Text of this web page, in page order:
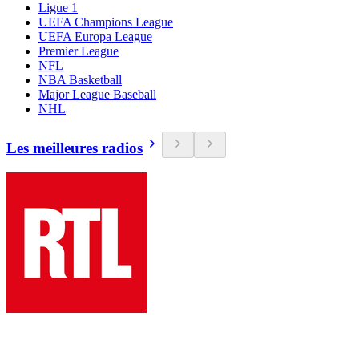
Ligue 1
UEFA Champions League
UEFA Europa League
Premier League
NFL
NBA Basketball
Major League Baseball
NHL
Les meilleures radios